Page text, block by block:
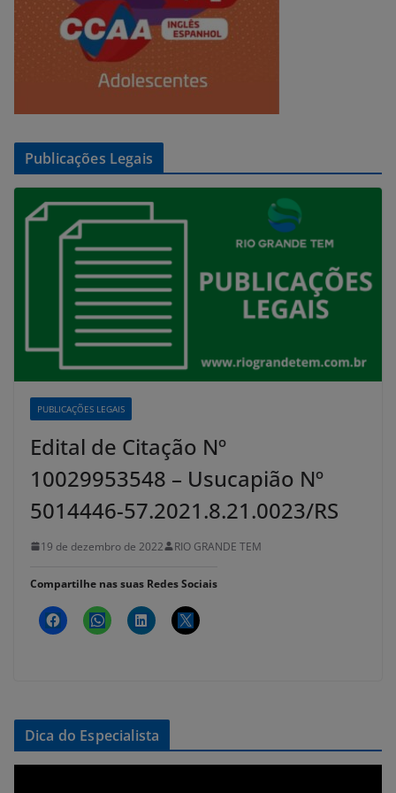
Publicações Legais
PUBLICAÇÕES LEGAIS
Edital de Citação Nº
10029953548 – Usucapião Nº
5014446-57.2021.8.21.0023/RS
19 de dezembro de 2022 RIO GRANDE TEM
Compartilhe nas suas Redes Sociais
Dica do Especialista